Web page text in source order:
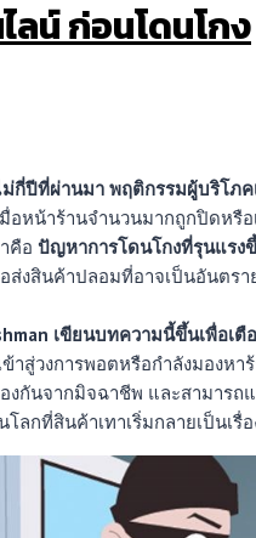
ลน์ ก่อนโดนโกง
ม่กี่ปีที่ผ่านมา พฤติกรรมผู้บริโภค
มื่อหน้าร้านจำนวนมากถูกปิดหรื
คือ ปัญหาการโดนโกงที่รุนแรง
ส่งสินค้าปลอมที่อาจเป็นอันตรา
เขียนบทความนี้ขึ้นเพื่อเ
เข้าสู่วงการพอตหรือกำลังมองห
องกันจากมิจฉาชีพ และสามารถ
โลกที่สินค้าเทาเริ่มกลายเป็นเรื่